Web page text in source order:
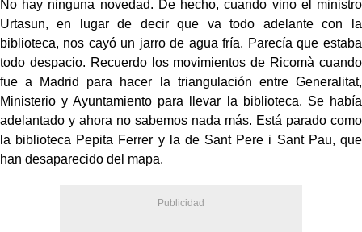
No hay ninguna novedad. De hecho, cuando vino el ministro
Urtasun, en lugar de decir que va todo adelante con la
biblioteca, nos cayó un jarro de agua fría. Parecía que estaba
todo despacio. Recuerdo los movimientos de Ricomà cuando
fue a Madrid para hacer la triangulación entre Generalitat,
Ministerio y Ayuntamiento para llevar la biblioteca. Se había
adelantado y ahora no sabemos nada más. Está parado como
la biblioteca Pepita Ferrer y la de Sant Pere i Sant Pau, que
han desaparecido del mapa.